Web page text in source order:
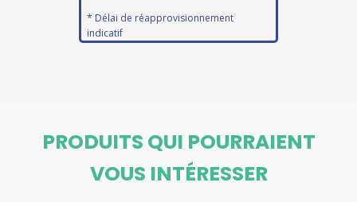
* Délai de réapprovisionnement
indicatif
PRODUITS QUI POURRAIENT
VOUS INTÉRESSER